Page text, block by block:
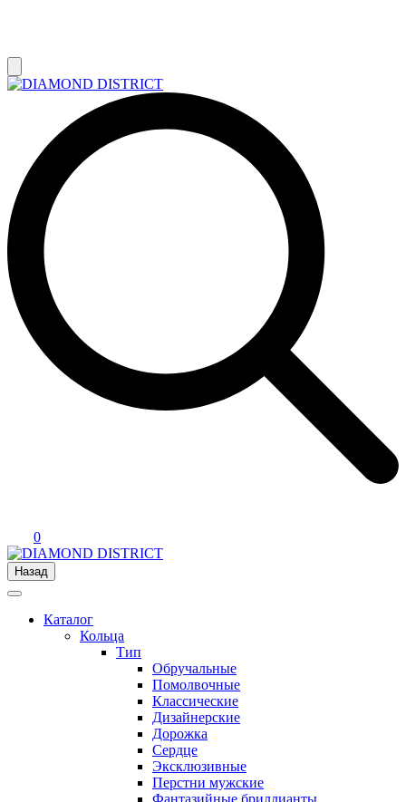
0
Назад
Каталог
Кольца
Тип
Обручальные
Помолвочные
Классические
Дизайнерские
Дорожка
Сердце
Эксклюзивные
Перстни мужские
Фантазийные бриллианты